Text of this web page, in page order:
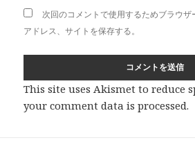
次回のコメントで使用するためブラウ
アドレス、サイトを保存する。
This site uses Akismet to reduce
your comment data is processed.